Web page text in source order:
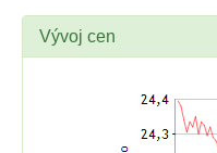
Vývoj cen